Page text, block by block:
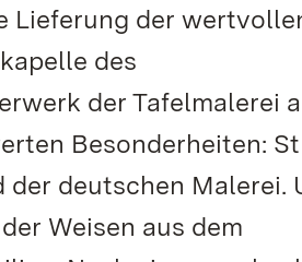
Lieferung der
des
der Tafelmalerei
Besonderheiten:
deutschen Malerei.
Weisen aus dem